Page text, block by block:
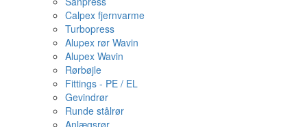
Calpex fjernvarme
Turbopress
Alupex rør Wavin
Alupex Wavin
Rørbøjle
Fittings - PE / EL
Gevindrør
Runde stålrør